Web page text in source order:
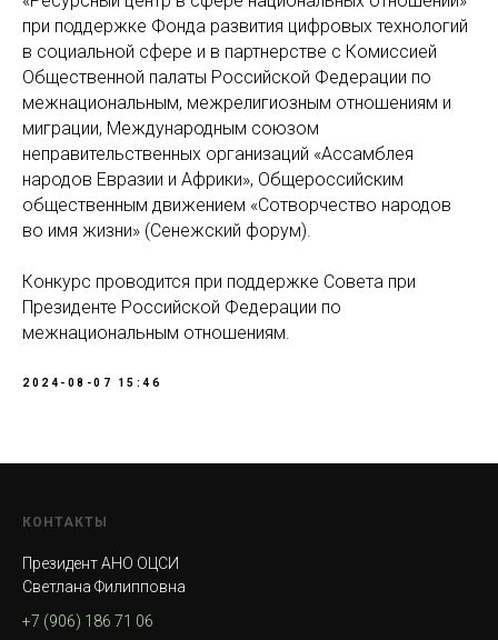
при поддержке Фонда развития цифровых технологий
в социальной сфере и в партнерстве с Комиссией
Общественной палаты Российской Федерации по
межнациональным, межрелигиозным отношениям и
миграции, Международным союзом
неправительственных организаций «Ассамблея
народов Евразии и Африки», Общероссийским
общественным движением «Сотворчество народов
во имя жизни» (Сенежский форум).
Конкурс проводится при поддержке Совета при
Президенте Российской Федерации по
межнациональным отношениям.
2024-08-07 15:46
КОНТАКТЫ
Президент АНО ОЦСИ
Светлана Филипповна
+7 (906) 186 71 06